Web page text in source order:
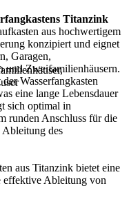
Titanzink
aus hochwertigem
konzipiert und eignet
Garagen,
und Zweifamilienhäusern.
Wasserfangkasten
eine lange Lebensdauer
sich optimal in
runden Anschluss für die
Ableitung des
aus Titanzink bietet eine
effektive Ableitung von